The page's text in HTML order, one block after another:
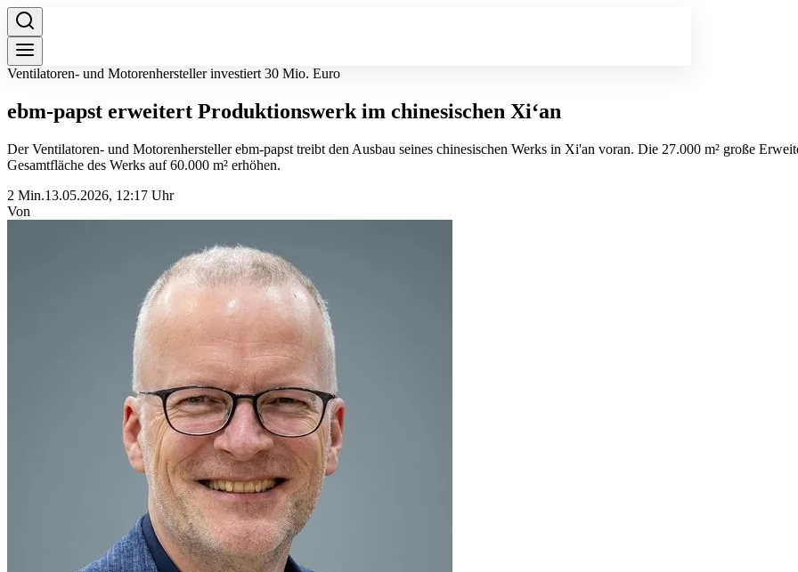
Ventilatoren- und Motorenhersteller investiert 30 Mio. Euro
ebm-papst erweitert Produktionswerk im chinesischen Xi‘an
Der Ventilatoren- und Motorenhersteller ebm-papst treibt den Ausbau seines chinesischen Werks in Xi'an voran. Die 27.000 m² große
Gesamtfläche des Werks auf 60.000 m² erhöhen.
2 Min.13.05.2026, 12:17 Uhr
Von